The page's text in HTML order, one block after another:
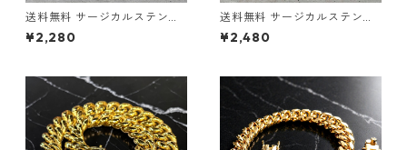
送料無料 サージカルステンレ
ス ロープチェーン 60cm 50c
m 45cm 幅3mm ステンレス
テンレスネックレス 金属アレ
ルギー対応 アレルギーフリー
シルバーチェーン シルバーネ
ックレス ストリート
¥2,280
送料無料 サージカルステンレ
ス ロープチェーン 60cm 50c
m 45cm 幅3mm ステンレス
テンレスネックレス 金属アレ
ルギー対応 アレルギーフリー
ゴールドチェーン ゴールドネ
ックレス メンズ レディース ス
トリート
¥2,480